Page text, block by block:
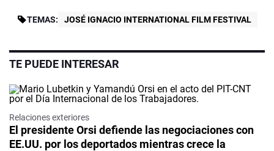
TEMAS: JOSÉ IGNACIO INTERNATIONAL FILM FESTIVAL
TE PUEDE INTERESAR
Relaciones exteriores
El presidente Orsi defiende las negociaciones con
EE.UU. por los deportados mientras crece la